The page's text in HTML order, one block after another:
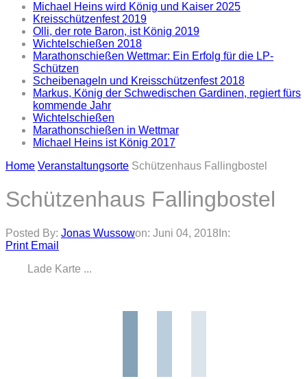
Michael Heins wird König und Kaiser 2025
Kreisschützenfest 2019
Olli, der rote Baron, ist König 2019
Wichtelschießen 2018
Marathonschießen Wettmar: Ein Erfolg für die LP-
Schützen
Scheibenageln und Kreisschützenfest 2018
Markus, König der Schwedischen Gardinen, regiert fürs
kommende Jahr
Wichtelschießen
Marathonschießen in Wettmar
Michael Heins ist König 2017
Home Veranstaltungsorte Schützenhaus Fallingbostel
Schützenhaus Fallingbostel
Posted By: Jonas Wussowon: Juni 04, 2018 In:
Print Email
Lade Karte ...